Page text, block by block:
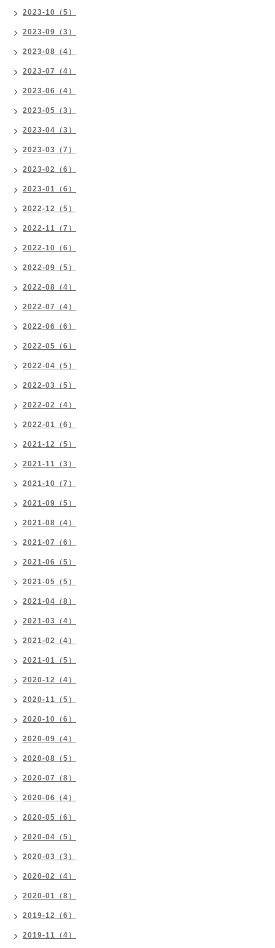
2023-10（5）
2023-09（3）
2023-08（4）
2023-07（4）
2023-06（4）
2023-05（3）
2023-04（3）
2023-03（7）
2023-02（6）
2023-01（6）
2022-12（5）
2022-11（7）
2022-10（6）
2022-09（5）
2022-08（4）
2022-07（4）
2022-06（6）
2022-05（6）
2022-04（5）
2022-03（5）
2022-02（4）
2022-01（6）
2021-12（5）
2021-11（3）
2021-10（7）
2021-09（5）
2021-08（4）
2021-07（6）
2021-06（5）
2021-05（5）
2021-04（8）
2021-03（4）
2021-02（4）
2021-01（5）
2020-12（4）
2020-11（5）
2020-10（6）
2020-09（4）
2020-08（5）
2020-07（8）
2020-06（4）
2020-05（6）
2020-04（5）
2020-03（3）
2020-02（4）
2020-01（8）
2019-12（6）
2019-11（4）